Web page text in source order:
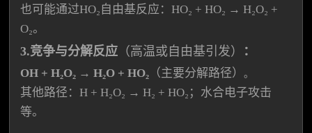
也可能通过HO₂自由基反应：HO₂ + HO₂ → H₂O₂ +
O₂。
3.竞争与分解反应 （高温或自由基引发） ：
OH + H₂O₂ → H₂O + HO₂ （主要分解路径）。
其他路径：H + H₂O₂ → H₂ + HO₂；水合电子攻击
等。